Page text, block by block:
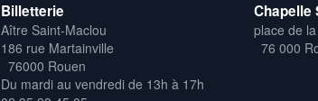
Billetterie
Aître Saint-Maclou
186 rue Martainville
76000 Rouen
Du mardi au vendredi de 13h à 17h
Chapelle
place de
76 000